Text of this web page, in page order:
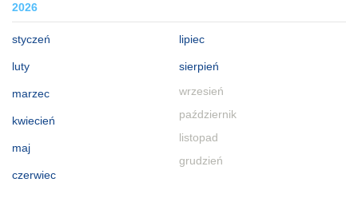
2026
styczeń
luty
marzec
kwiecień
maj
czerwiec
lipiec
sierpień
wrzesień
październik
listopad
grudzień